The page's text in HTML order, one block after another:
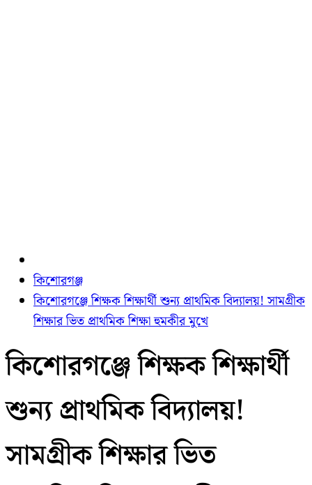
কিশোরগঞ্জ
কিশোরগঞ্জে শিক্ষক শিক্ষার্থী শুন্য প্রাথমিক বিদ্যালয়! সামগ্রীক
শিক্ষার ভিত প্রাথমিক শিক্ষা হুমকীর মুখে
কিশোরগঞ্জে শিক্ষক শিক্ষার্থী
শুন্য প্রাথমিক বিদ্যালয়!
সামগ্রীক শিক্ষার ভিত